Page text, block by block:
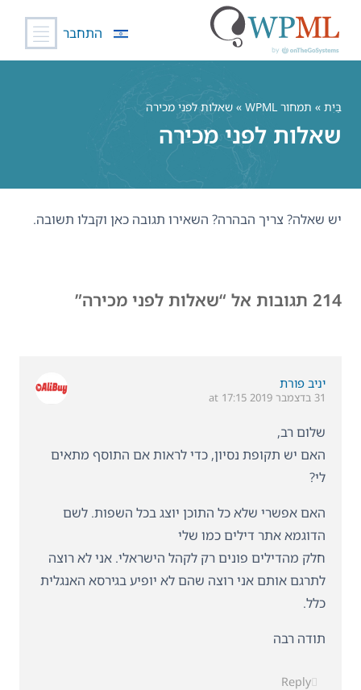
התחבר
בַּיִת » תמחור WPML » שאלות לפני מכירה
שאלות לפני מכירה
יש שאלה? צריך הבהרה? השאירו תגובה כאן וקבלו תשובה.
214 תגובות אל “שאלות לפני מכירה”
יניב פורת
31 בדצמבר 2019 at 17:15
שלום רב,
האם יש תקופת נסיון, כדי לראות אם התוסף מתאים
לי?
האם אפשרי שלא כל התוכן יוצג בכל השפות. לשם
הדוגמא אתר דילים כמו שלי
חלק מהדילים פונים רק לקהל הישראלי. אני לא רוצה
לתרגם אותם אני רוצה שהם לא יופיע בגירסא האנגלית
כלל.
תודה רבה
Reply